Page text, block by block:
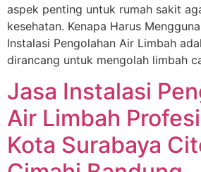
aspek penting untuk rumah sakit
kesehatan. Kenapa Harus
Instalasi Pengolahan Air Limbah
dirancang untuk mengolah limbah
Jasa Instalasi
Air Limbah
Kota Surabaya